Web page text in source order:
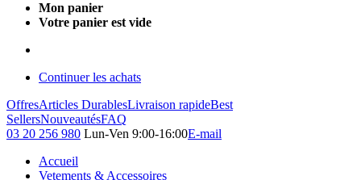
Mon panier
Votre panier est vide
Continuer les achats
OffresArticles DurablesLivraison rapideBest
SellersNouveautésFAQ
03 20 256 980 Lun-Ven 9:00-16:00E-mail
Accueil
Vetements & Accessoires